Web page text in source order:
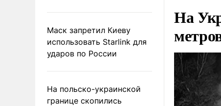
Маск запретил Киеву
использовать Starlink для
ударов по России
На польско-украинской
границе скопились
На